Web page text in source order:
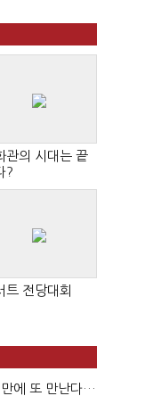
관의 시대는 끝
?
트 전당대회
에 또 만난다…